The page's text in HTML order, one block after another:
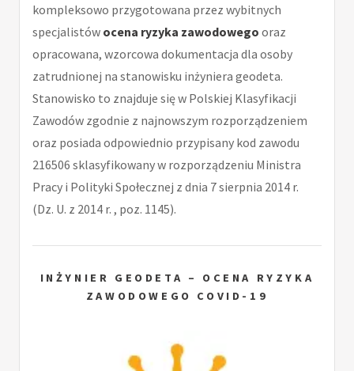
kompleksowo przygotowana przez wybitnych
specjalistów ocena ryzyka zawodowego oraz
opracowana, wzorcowa dokumentacja dla osoby
zatrudnionej na stanowisku inżyniera geodeta.
Stanowisko to znajduje się w Polskiej Klasyfikacji
Zawodów zgodnie z najnowszym rozporządzeniem
oraz posiada odpowiednio przypisany kod zawodu
216506 sklasyfikowany w rozporządzeniu Ministra
Pracy i Polityki Społecznej z dnia 7 sierpnia 2014 r.
(Dz. U. z 2014 r. , poz. 1145).
INŻYNIER GEODETA – OCENA RYZYKA
ZAWODOWEGO COVID-19